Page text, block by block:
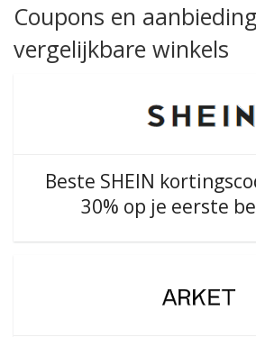
Coupons en
vergelijkbare winkels
Beste SHEIN
30% op je eerste